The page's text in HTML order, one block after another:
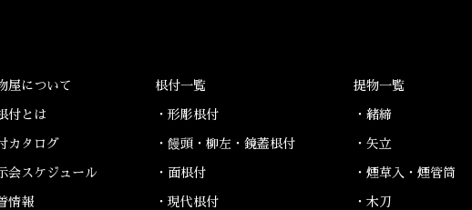
屋について
付とは
カタログ
会スケジュール
情報
根付一覧
・形彫根付
・饅頭・柳左・鏡蓋根付
・面根付
・現代根付
提物一覧
・緒締
・矢立
・煙草入・煙管筒
・木刀